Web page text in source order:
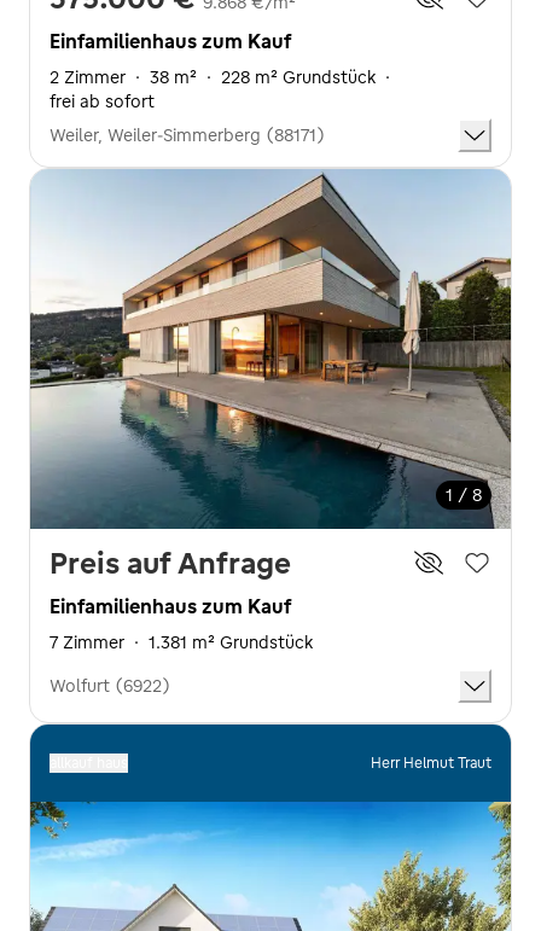
Einfamilienhaus zum Kauf
2 Zimmer · 38 m² · 228 m² Grundstück ·
frei ab sofort
Weiler, Weiler-Simmerberg (88171)
1 / 8
Preis auf Anfrage
Einfamilienhaus zum Kauf
7 Zimmer · 1.381 m² Grundstück
Wolfurt (6922)
Herr Helmut Traut